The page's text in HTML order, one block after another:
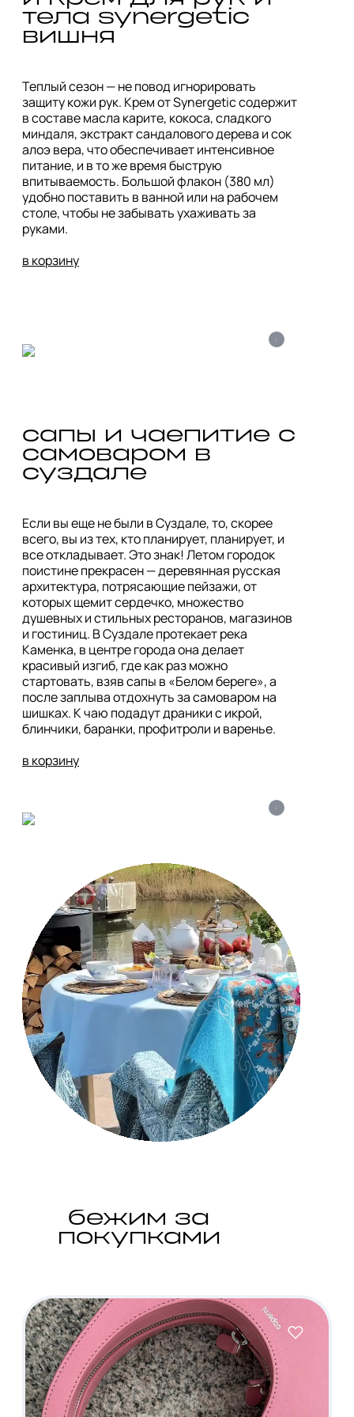
тела synergetic
вишня
Теплый сезон — не повод игнорировать
защиту кожи рук. Крем от Synergetic cодержит
в составе масла карите, кокоса, сладкого
миндаля, экстракт сандалового дерева и сок
алоэ вера, что обеспечивает интенсивное
питание, и в то же время быструю
впитываемость. Большой флакон (380 мл)
удобно поставить в ванной или на рабочем
столе, чтобы не забывать ухаживать за
руками.
в корзину
i
сапы и чаепитие с
самоваром в
суздале
Если вы еще не были в Суздале, то, скорее
всего, вы из тех, кто планирует, планирует, и
все откладывает. Это знак! Летом городок
поистине прекрасен — деревянная русская
архитектура, потрясающие пейзажи, от
которых щемит сердечко, множество
душевных и стильных ресторанов, магазинов
и гостиниц. В Суздале протекает река
Каменка, в центре города она делает
красивый изгиб, где как раз можно
стартовать, взяв сапы в «Белом береге», а
после заплыва отдохнуть за самоваром на
шишках. К чаю подадут драники с икрой,
блинчики, баранки, профитроли и варенье.
в корзину
i
бежим за
покупками